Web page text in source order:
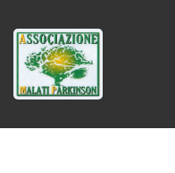
Skip
content
Associazione